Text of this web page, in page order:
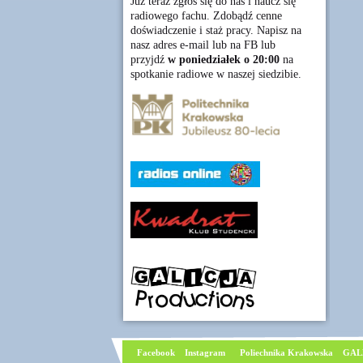
radiowego fachu. Zdobądź cenne
doświadczenie i staż pracy. Napisz na
nasz adres e-mail lub na FB lub
przyjdź w poniedziałek o 20:00na
spotkanie radiowe w naszej siedzibie.
Facebook Instagram Poliechnika Krakowska